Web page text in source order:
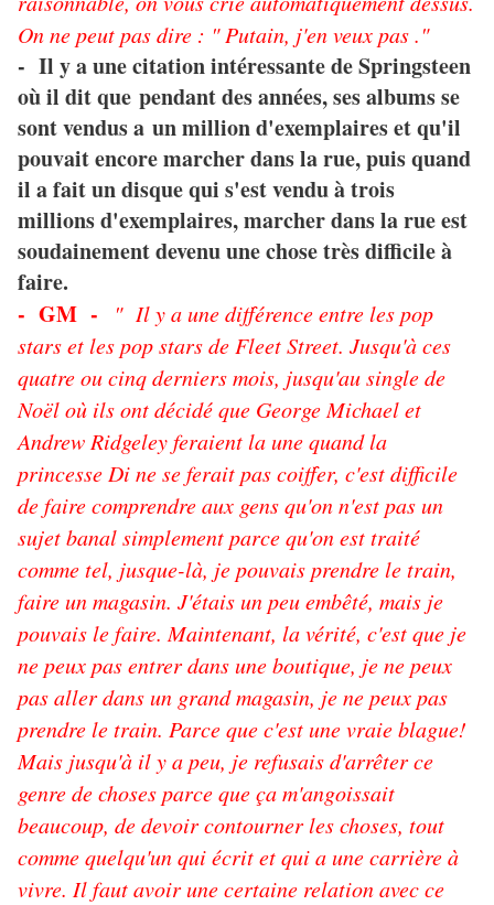
On ne peut pas dire : " Putain, j'en veux pas ."
- Il y a une citation intéressante de Springsteen
où il dit que pendant des années, ses albums se
sont vendus a un million d'exemplaires et qu'il
pouvait encore marcher dans la rue, puis quand
il a fait un disque qui s'est vendu à trois
millions d'exemplaires, marcher dans la rue est
soudainement devenu une chose très difficile à
faire.
- GM -
" Il y a une différence entre les pop
stars et les pop stars de Fleet Street. Jusqu'à ces
quatre ou cinq derniers mois, jusqu'au single de
Noël où ils ont décidé que George Michael et
Andrew Ridgeley feraient la une quand la
princesse Di ne se ferait pas coiffer, c'est difficile
de faire comprendre aux gens qu'on n'est pas un
sujet banal simplement parce qu'on est traité
comme tel, jusque-là, je pouvais prendre le train,
faire un magasin. J'étais un peu embêté, mais je
pouvais le faire. Maintenant, la vérité, c'est que je
ne peux pas entrer dans une boutique, je ne peux
pas aller dans un grand magasin, je ne peux pas
prendre le train. Parce que c'est une vraie blague!
Mais jusqu'à il y a peu, je refusais d'arrêter ce
genre de choses parce que ça m'angoissait
beaucoup, de devoir contourner les choses, tout
comme quelqu'un qui écrit et qui a une carrière à
vivre. Il faut avoir une certaine relation avec ce